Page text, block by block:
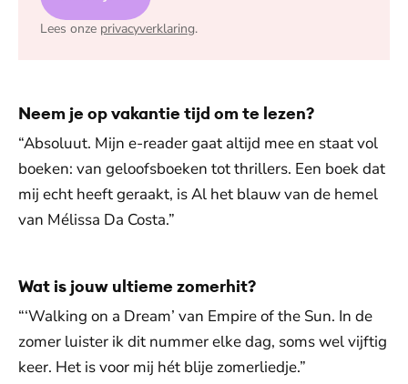
Lees onze privacyverklaring.
Neem je op vakantie tijd om te lezen?
“Absoluut. Mijn e-reader gaat altijd mee en staat vol
boeken: van geloofsboeken tot thrillers. Een boek dat
mij echt heeft geraakt, is Al het blauw van de hemel
van Mélissa Da Costa.”
Wat is jouw ultieme zomerhit?
“‘Walking on a Dream’ van Empire of the Sun. In de
zomer luister ik dit nummer elke dag, soms wel vijftig
keer. Het is voor mij hét blije zomerliedje.”